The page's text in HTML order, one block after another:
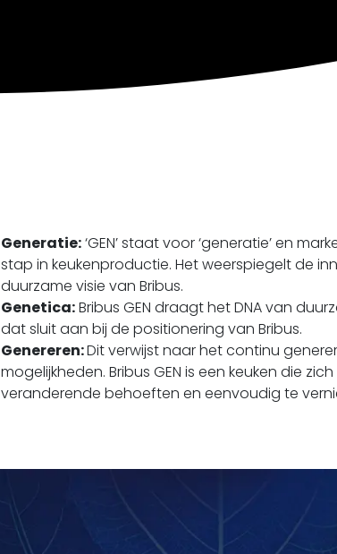
Generatie:‘GEN’ staat voor ‘generatie’ en
stap in keukenproductie. Het weerspiegelt de
duurzame visie van Bribus.
Genetica:Bribus GEN draagt het DNA van
dat sluit aan bij de positionering van Bribus.
Genereren:Dit verwijst naar het continu
mogelijkheden. Bribus GEN is een keuken die
veranderende behoeften en eenvoudig te